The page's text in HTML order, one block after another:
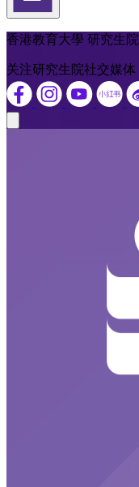
返回頁首
香港教育大學 研究生院
关注研究生院社交媒体
Close modal